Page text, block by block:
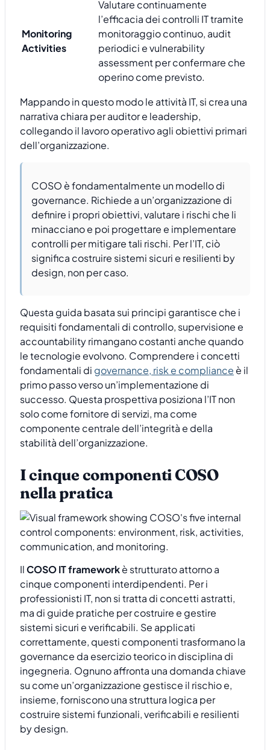
Monitoring
Activities
Valutare continuamente
l’efficacia dei controlli IT tramite
monitoraggio continuo, audit
periodici e vulnerability
assessment per confermare che
operino come previsto.
Mappando in questo modo le attività IT, si crea una
narrativa chiara per auditor e leadership,
collegando il lavoro operativo agli obiettivi primari
dell’organizzazione.
COSO è fondamentalmente un modello di
governance. Richiede a un’organizzazione di
definire i propri obiettivi, valutare i rischi che li
minacciano e poi progettare e implementare
controlli per mitigare tali rischi. Per l’IT, ciò
significa costruire sistemi sicuri e resilienti by
design, non per caso.
Questa guida basata sui principi garantisce che i
requisiti fondamentali di controllo, supervisione e
accountability rimangano costanti anche quando
le tecnologie evolvono. Comprendere i concetti
fondamentali di governance, risk e compliance è il
primo passo verso un’implementazione di
successo. Questa prospettiva posiziona l’IT non
solo come fornitore di servizi, ma come
componente centrale dell’integrità e della
stabilità dell’organizzazione.
I cinque componenti COSO
nella pratica
IlCOSO IT frameworkè strutturato attorno a
cinque componenti interdipendenti. Per i
professionisti IT, non si tratta di concetti astratti,
ma di guide pratiche per costruire e gestire
sistemi sicuri e verificabili. Se applicati
correttamente, questi componenti trasformano la
governance da esercizio teorico in disciplina di
ingegneria. Ognuno affronta una domanda chiave
su come un’organizzazione gestisce il rischio e,
insieme, forniscono una struttura logica per
costruire sistemi funzionali, verificabili e resilienti
by design.